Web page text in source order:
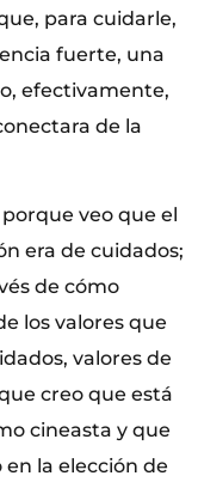
para cuidarle,
fuerte, una
efectivamente,
de la
veo que el
era de cuidados;
de cómo
los valores que
valores de
creo que está
cineasta y que
la elección de